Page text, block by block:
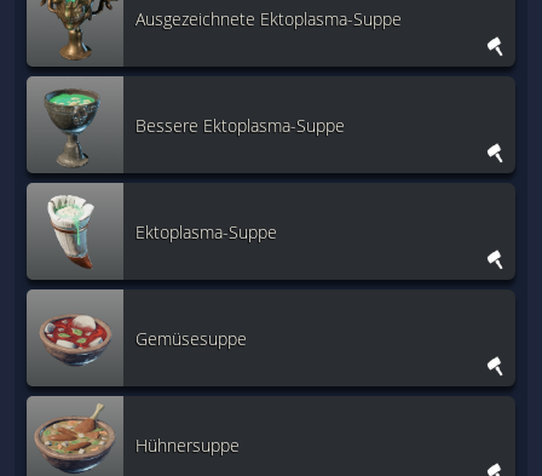
Ausgezeichnete Ektoplasma-Suppe
Bessere Ektoplasma-Suppe
Ektoplasma-Suppe
Gemüsesuppe
Hühnersuppe